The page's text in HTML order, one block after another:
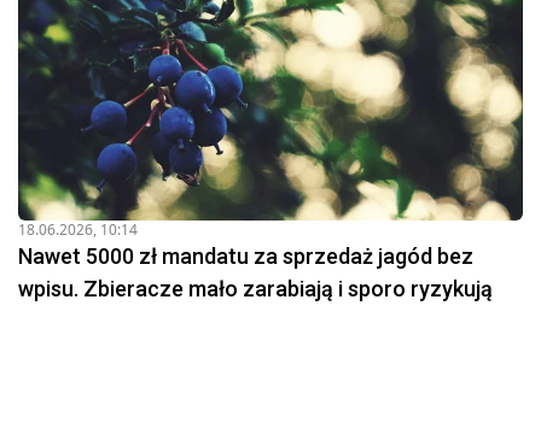
18.06.2026, 10:14
Nawet 5000 zł mandatu za sprzedaż jagód bez
wpisu. Zbieracze mało zarabiają i sporo ryzykują